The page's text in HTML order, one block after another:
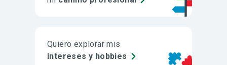
Quiero explorar mis
intereses y hobbies